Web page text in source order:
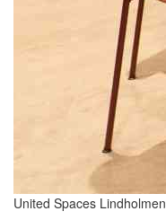
United Spaces Lindholmen